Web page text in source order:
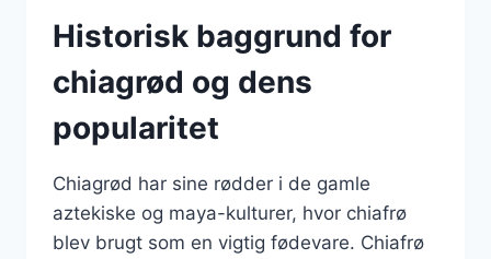
Historisk baggrund for
chiagrød og dens
popularitet
Chiagrød har sine rødder i de gamle
aztekiske og maya-kulturer, hvor chiafrø
blev brugt som en vigtig fødevare. Chiafrø